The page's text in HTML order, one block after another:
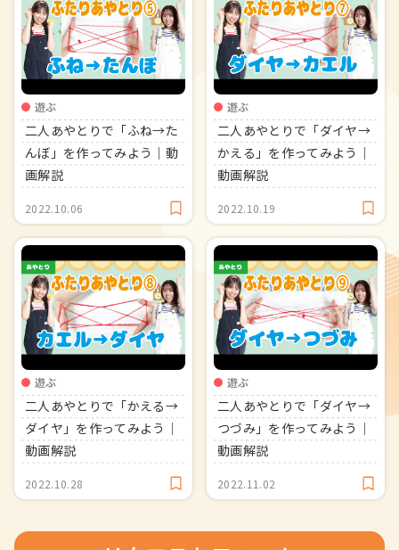
遊ぶ
二人あやとりで「ふね→た
んぼ」を作ってみよう｜動
画解説
2022.10.06
遊ぶ
二人あやとりで「ダイヤ→
かえる」を作ってみよう｜
動画解説
2022.10.19
遊ぶ
二人あやとりで「かえる→
ダイヤ」を作ってみよう｜
動画解説
2022.10.28
遊ぶ
二人あやとりで「ダイヤ→
つづみ」を作ってみよう｜
動画解説
2022.11.02